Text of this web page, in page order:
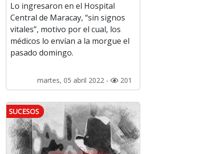
Lo ingresaron en el Hospital
Central de Maracay, “sin signos
vitales”, motivo por el cual, los
médicos lo envían a la morgue el
pasado domingo.
martes, 05 abril 2022 - 201
SUCESOS